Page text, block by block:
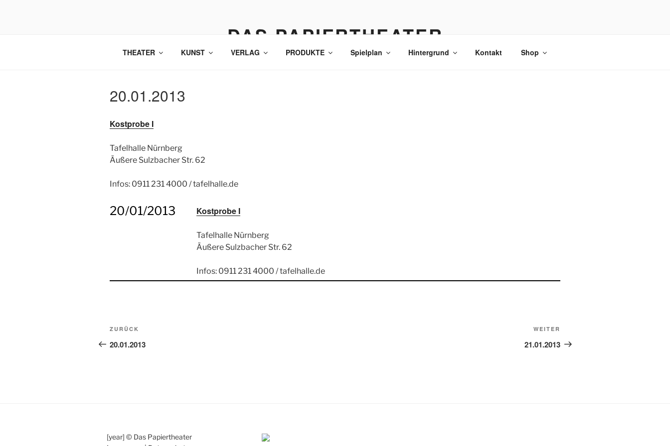
DAS PAPIERTHEATER
THEATER KUNST VERLAG PRODUKTE Spielplan Hintergrund Kontakt Shop
20.01.2013
Kostprobe I
Tafelhalle Nürnberg
Äußere Sulzbacher Str. 62
Infos: 0911 231 4000 / tafelhalle.de
20/01/2013 Kostprobe I
Tafelhalle Nürnberg
Äußere Sulzbacher Str. 62
Infos: 0911 231 4000 / tafelhalle.de
Beitragsnavigation
Vorheriger
Beitrag
ZURÜCK
20.01.2013
Beitrag
WEITER
21.01.2013
[year] © Das Papiertheater